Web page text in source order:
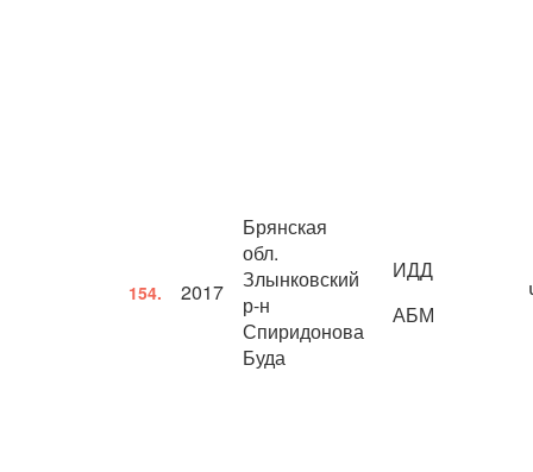
154. 2017
Брянская
обл.
Злынковский
р-н
Спиридонова
Буда
ИДД
АБМ